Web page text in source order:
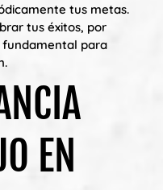
tus metas.
tus éxitos, por
fundamental para
EN